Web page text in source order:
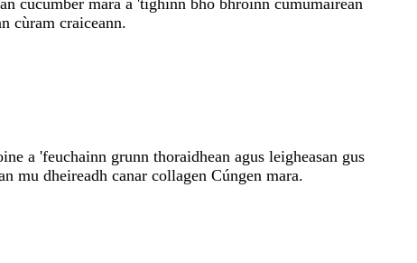
cùram craiceann.
a 'feuchainn grunn thoraidhean agus leigheasan gus
mu dheireadh canar collagen Cúngen mara.